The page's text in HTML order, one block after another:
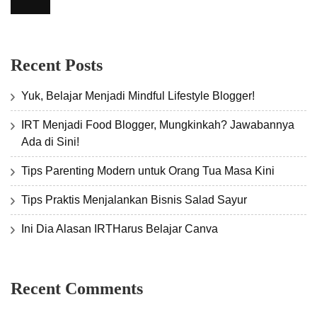
Recent Posts
Yuk, Belajar Menjadi Mindful Lifestyle Blogger!
IRT Menjadi Food Blogger, Mungkinkah? Jawabannya
Ada di Sini!
Tips Parenting Modern untuk Orang Tua Masa Kini
Tips Praktis Menjalankan Bisnis Salad Sayur
Ini Dia Alasan IRTHarus Belajar Canva
Recent Comments